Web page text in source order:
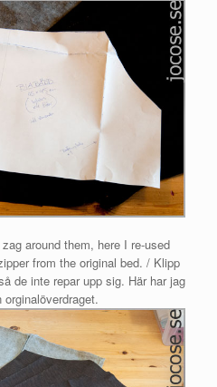
around them, here I re-used
from the original bed. / Klipp
de inte repar upp sig. Här har jag